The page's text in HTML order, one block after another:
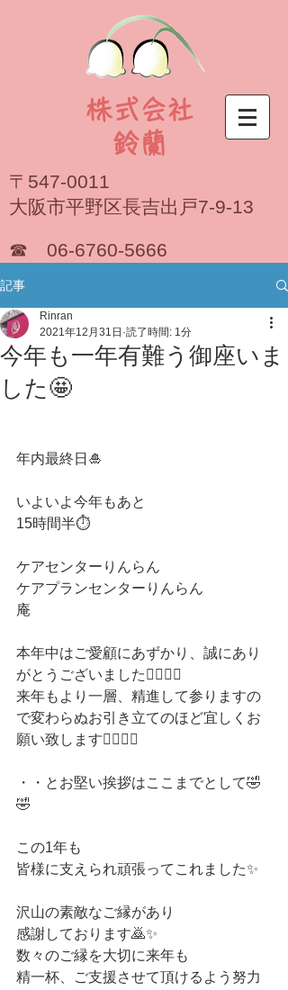
株式会社
​鈴蘭
〒547-0011
大阪市平野区長吉出戸7-9-13
☎ 06-6760-5666
記事
今年も一年有難う御座いま
した🤩
Rinran
2021年12月31日 読了時間: 1分
年内最終日🎍
いよいよ今年もあと
15時間半⏱
ケアセンターりんらん
ケアプランセンターりんらん
庵
本年中はご愛顧にあずかり、誠にあり
がとうございました🙇‍♀️🙇‍♀️
来年もより一層、精進して参りますの
で変わらぬお引き立てのほど宜しくお
願い致します🙇‍♀️🙇‍♀️
・・とお堅い挨拶はここまでとして🤣
🤣
この1年も
皆様に支えられ頑張ってこれました✨
沢山の素敵なご縁があり
感謝しております🙇✨
数々のご縁を大切に来年も
精一杯、ご支援させて頂けるよう努力